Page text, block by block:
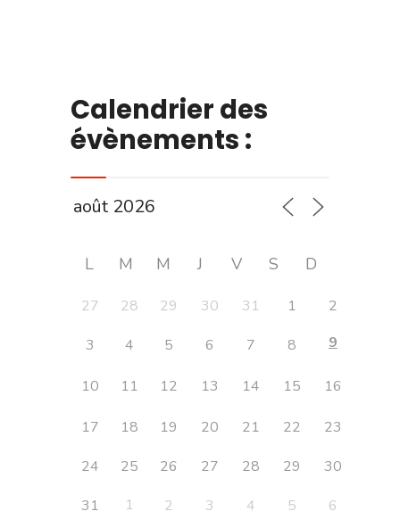
Calendrier des
évènements :
L M M J V S D
27 28 29 30 31 1
2
3
4 5 6 7 8 9
10 11 12 13 14 15 16
17 18 19 20 21 22
23
24
25 26 27 28 29
30
31
1 2 3 4 5 6